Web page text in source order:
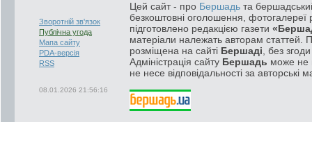
Зворотній зв'язок
Публічна угода
Мапа сайту
PDA-версія
RSS
08.01.2026 21:56:16
Цей сайт - про Бершадь та
безкоштовні оголошення, фотогалереї
підготовлено редакцією газети
матеріали належать авторам статтей.
розміщена на сайті Бершаді , без
Адміністрація сайту Бершадь може не
не несе відповідальності за авторські